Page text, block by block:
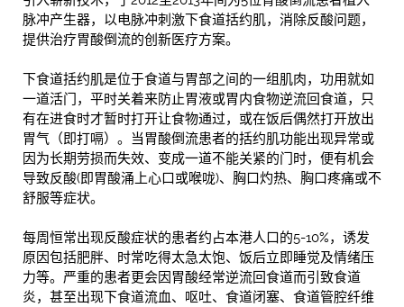
脉冲产生器，以电脉冲刺激下食道括约肌，消除反酸问题，
提供治疗胃酸倒流的创新医疗方案。
下食道括约肌是位于食道与胃部之间的一组肌肉，功用就如
一道活门，平时关着来防止胃液或胃内食物逆流回食道，只
有在进食时才暂时打开让食物通过，或在饭后偶然打开放出
胃气（即打嗝）。当胃酸倒流患者的括约肌功能出现异常或
因为长期劳损而失效、变成一道不能关紧的门时，便有机会
导致反酸(即胃酸涌上心口或喉咙)、胸口灼热、胸口疼痛或不
舒服等症状。
每周恒常出现反酸症状的患者约占本港人口的5-10%，诱发
原因包括肥胖、时常吃得太急太饱、饭后立即睡觉及情绪压
力等。严重的患者更会因胃酸经常逆流回食道而引致食道
炎，甚至出现下食道流血、呕吐、食道闭塞、食道管腔纤维